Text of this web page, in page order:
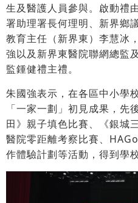
生及醫護人員參與。啟動禮
署助理署長何理明、新界鄉
教育主任（新界東）李慧冰
強以及新界東醫院聯網總監
監鍾健禮主禮。
朱國強表示，在各區中小學
「一家一劃」初見成果，先
田》親子填色比賽、《銀城
醫院零距離考察比賽、
作體驗計劃等活動，得到學